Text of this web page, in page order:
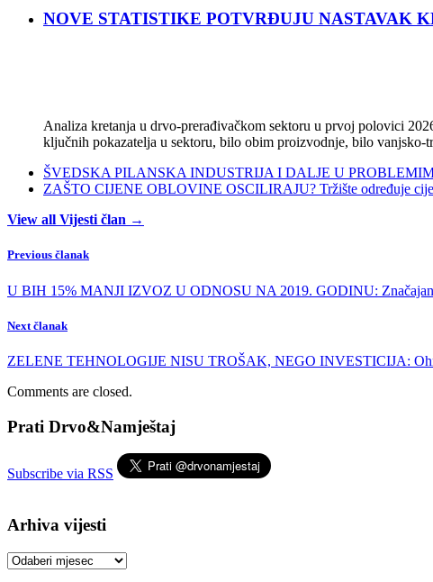
NOVE STATISTIKE POTVRĐUJU NASTAVAK
Analiza kretanja u drvo-prerađivačkom sektoru u prvoj polovici
ključnih pokazatelja u sektoru, bilo obim proizvodnje, bilo vanjsko-
ŠVEDSKA PILANSKA INDUSTRIJA I DALJE U
ZAŠTO CIJENE OBLOVINE OSCILIRAJU? Tržište određuje
View all Vijesti član →
Previous članak
U BIH 15% MANJI IZVOZ U ODNOSU NA 2019. GODINU: Značajan
Next članak
ZELENE TEHNOLOGIJE NISU TROŠAK, NEGO INVESTICIJA:
Comments are closed.
Prati Drvo&Namještaj
Subscribe via RSS
Arhiva vijesti
Arhiva